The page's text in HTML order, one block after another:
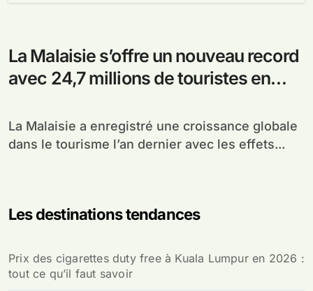
La Malaisie s’offre un nouveau record
avec 24,7 millions de touristes en
La Malaisie a enregistré une croissance globale
dans le tourisme l’an dernier avec les effets...
Les destinations tendances
Prix des cigarettes duty free à Kuala Lumpur en 2026 :
tout ce qu’il faut savoir